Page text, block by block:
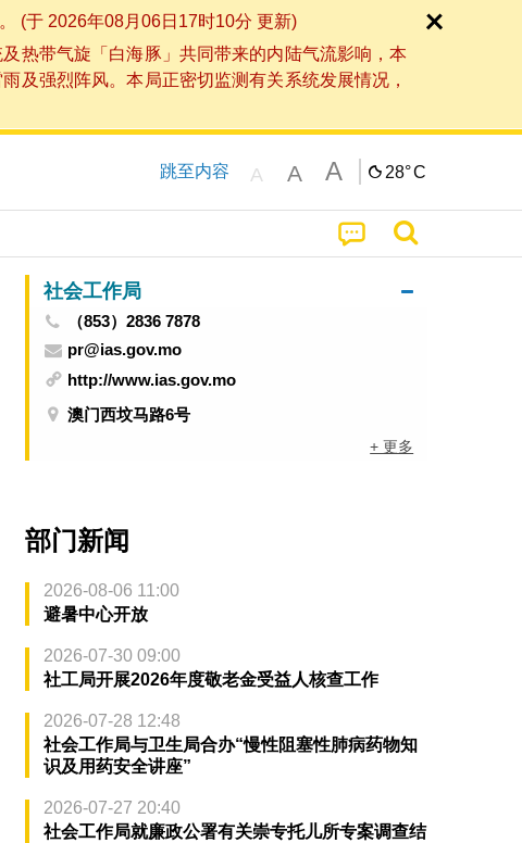
(于 2026年08月06日17时10分 更新)
热带气旋「白海豚」共同带来的内陆气流影响，本
及强烈阵风。本局正密切监测有关系统发展情况，
跳至内容 A A A 28°C
社会工作局
（853）2836 7878
pr@ias.gov.mo
http://www.ias.gov.mo
澳门西坟马路6号
+ 更多
部门新闻
2026-08-06 11:00
避暑中心开放
2026-07-30 09:00
社工局开展2026年度敬老金受益人核查工作
2026-07-28 12:48
社会工作局与卫生局合办“慢性阻塞性肺病药物知
识及用药安全讲座”
2026-07-27 20:40
社会工作局就廉政公署有关崇专托儿所专案调查结